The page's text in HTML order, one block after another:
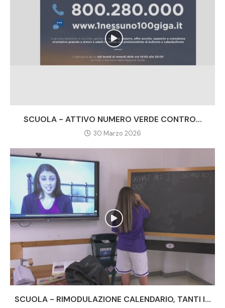
SCUOLA - ATTIVO NUMERO VERDE CONTRO...
30 Marzo 2026
SCUOLA - RIMODULAZIONE CALENDARIO, TANTI I...